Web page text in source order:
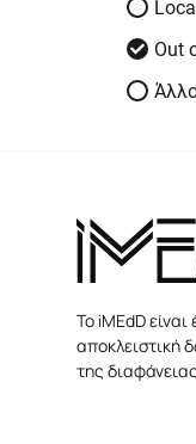
Out
Το iMEdD
αποκλειστική
της